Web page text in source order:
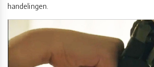
handelingen.